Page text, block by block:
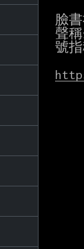
臉
聲
號